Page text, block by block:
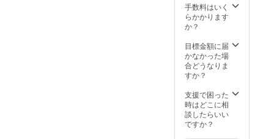
手数料はいく
らかかります
か？
目標金額に届
かなかった場
合どうなりま
すか？
支援で困った
時はどこに相
談したらいい
ですか？